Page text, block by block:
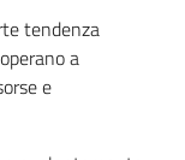
tendenza
a
e